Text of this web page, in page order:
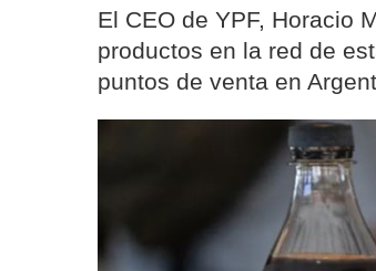
El CEO de YPF, Horacio
productos en la red de
puntos de venta en